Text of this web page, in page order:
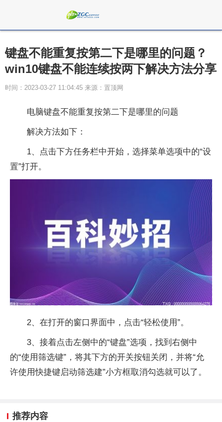
键盘不能重复按第二下是哪里的问题？
win10键盘不能连续按两下解决方法分享
时间：2023-03-27 11:04:45 来源：置顶网
电脑键盘不能重复按第二下是哪里的问题
解决方法如下：
1、点击下方任务栏中开始，选择菜单选项中的“设
置”打开。
2、在打开的窗口界面中，点击“轻松使用”。
3、接着点击左侧中的“键盘”选项，找到右侧中
的“使用筛选键”，将其下方的开关按钮关闭，并将“允
许使用快捷键启动筛选建”小方框取消勾选就可以了。
推荐内容